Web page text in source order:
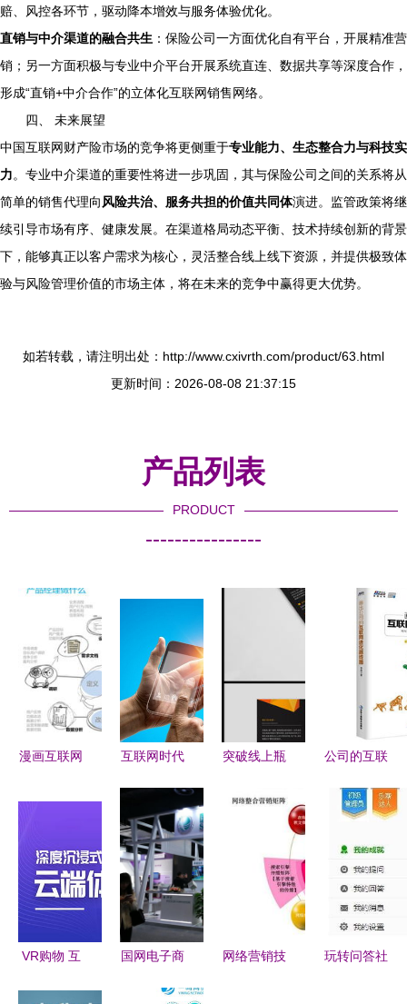
赔、风控各环节，驱动降本增效与服务体验优化。
直销与中介渠道的融合共生 ：保险公司一方面优化自有平台，开展精准营
销；另一方面积极与专业中介平台开展系统直连、数据共享等深度合作，
形成“直销+中介合作”的立体化互联网销售网络。
四、 未来展望
中国互联网财产险市场的竞争将更侧重于专业能力、生态整合力与科技实
力。专业中介渠道的重要性将进一步巩固，其与保险公司之间的关系将从
简单的销售代理向 风险共治、服务共担的价值共同体演进。监管政策将继
续引导市场有序、健康发展。在渠道格局动态平衡、技术持续创新的背景
下，能够真正以客户需求为核心，灵活整合线上线下资源，并提供极致体
验与风险管理价值的市场主体，将在未来的竞争中赢得更大优势。
如若转载，请注明出处：http://www.cxivrth.com/product/63.html
更新时间：2026-08-08 21:37:15
产品列表
PRODUCT
----------------
漫画互联网
爱恨情仇的
合作故事
互联网时代
趋势 互联
网销售的核
心驱动力
突破线上瓶
实战指南
公司的互联
图 用互联
产品、客户
与价值
VR购物 互
国网电子商
网络营销技
玩转问答社